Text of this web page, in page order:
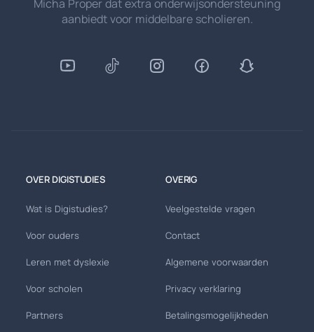
Micha Proper dat extra onderwijsondersteuning
aanbiedt voor middelbare scholieren.
OVER DIGISTUDIES
Wat is Digistudies?
Voor ouders
Leren met dyslexie
Voor scholen
Partners
OVERIG
Veelgestelde vragen
Contact
Algemene voorwaarden
Privacy verklaring
Betalingsmogelijkheden